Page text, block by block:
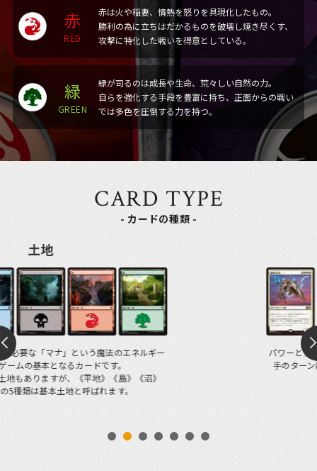
赤
RED
赤は火や稲妻、情熱を怒りを具現化したもの。
勝利の為に立ちはだかるものを破壊し焼き尽くす、
攻撃に特化した戦いを得意としている。
緑
GREEN
緑が司るのは成長や⽣命、荒々しい自然の力。
自らを強化する手段を豊富に持ち、正面からの戦い
では多色を圧倒する力を持つ。
CARD TYPE
- カードの種類 -
パワーとタフネスを持ち、自分のターンに相手を攻撃したり、相
手のターンに相手の攻撃クリーチャーをブロックしたりできま
す。